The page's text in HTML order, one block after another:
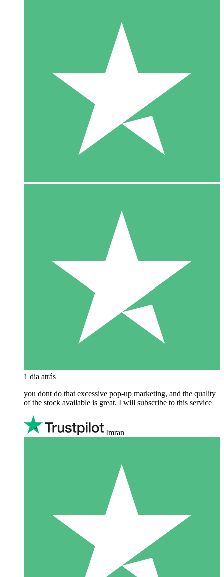
1 dia atrás
you dont do that excessive pop-up marketing, and the quality
of the stock available is great. I will subscribe to this service
Imran